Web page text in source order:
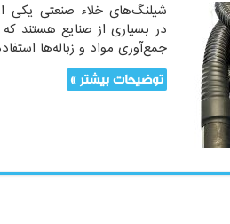
شیلنگ‌های خلاء صنعتی یکی
در بسیاری از صنایع هستند که
جمع‌آوری مواد و زباله‌ها
توضیحات بیشتر »